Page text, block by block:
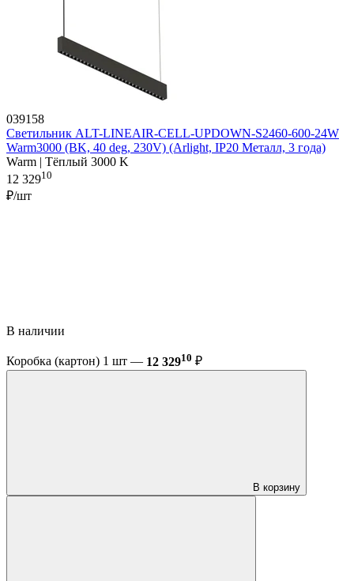
039158
Светильник ALT-LINEAIR-CELL-UPDOWN-S2460-600-24W
Warm3000 (BK, 40 deg, 230V) (Arlight, IP20 Металл, 3 года)
Warm | Тёплый 3000 K
12 32910
₽/шт
В наличии
Коробка (картон) 1 шт — 12 32910 ₽
В корзину